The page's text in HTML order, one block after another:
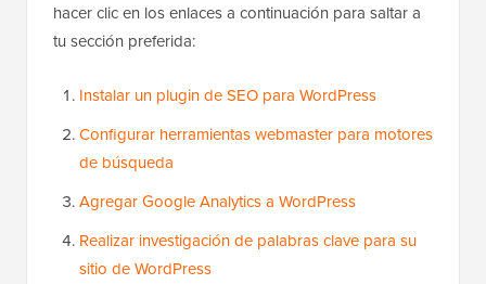
hacer clic en los enlaces a continuación para saltar a
tu sección preferida:
Instalar un plugin de SEO para WordPress
Configurar herramientas webmaster para motores
de búsqueda
Agregar Google Analytics a WordPress
Realizar investigación de palabras clave para su
sitio de WordPress